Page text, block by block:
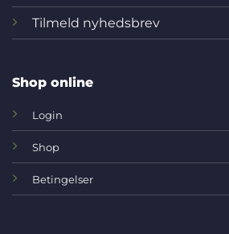
Tilmeld nyhedsbrev
Shop online
Login
Shop
Betingelser